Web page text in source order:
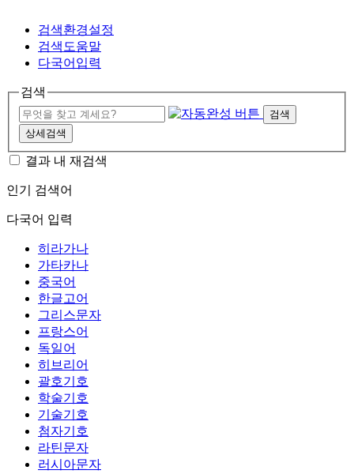
검색환경설정
검색도움말
다국어입력
검색
검색
상세검색
결과 내 재검색
인기 검색어
다국어 입력
히라가나
가타카나
중국어
한글고어
그리스문자
프랑스어
독일어
히브리어
괄호기호
학술기호
기술기호
첨자기호
라틴문자
러시아문자